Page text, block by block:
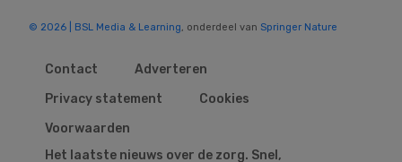
© 2026 | BSL Media & Learning, onderdeel van Springer Nature
Contact
Adverteren
Privacy statement
Cookies
Voorwaarden
Het laatste nieuws over de zorg. Snel,